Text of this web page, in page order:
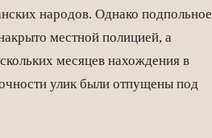
народов. Однако подпольное
местной полицией, а
месяцев нахождения в
улик были отпущены под